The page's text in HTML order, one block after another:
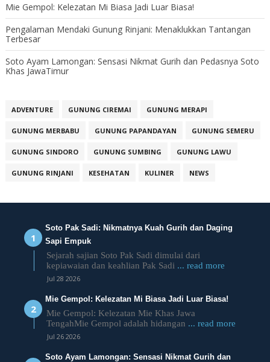
Mie Gempol: Kelezatan Mi Biasa Jadi Luar Biasa!
Pengalaman Mendaki Gunung Rinjani: Menaklukkan Tantangan
Terbesar
Soto Ayam Lamongan: Sensasi Nikmat Gurih dan Pedasnya Soto
Khas JawaTimur
ADVENTURE GUNUNG CIREMAI GUNUNG MERAPI
GUNUNG MERBABU GUNUNG PAPANDAYAN GUNUNG SEMERU
GUNUNG SINDORO GUNUNG SUMBING GUNUNG LAWU
GUNUNG RINJANI KESEHATAN KULINER NEWS
Soto Pak Sadi: Nikmatnya Kuah Gurih dan Daging
Sapi Empuk
Sejarah sajian Soto Pak Sadi dimulai dari
kepiawaian dan keahlian Pak Sadi ... read more
Jul 28 2026
Mie Gempol: Kelezatan Mi Biasa Jadi Luar Biasa!
Mie Gempol: Kelezatan Mie Khas Jawa
TengahMie Gempol adalah hidangan ... read more
Jul 26 2026
Soto Ayam Lamongan: Sensasi Nikmat Gurih dan